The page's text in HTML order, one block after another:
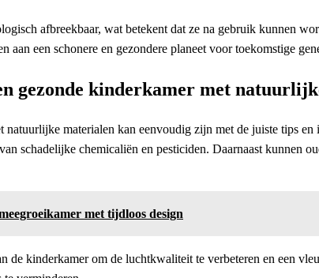
afbreekbaar, wat betekent dat ze na gebruik kunnen
aan een schonere en gezondere planeet voor toekomstige
gezonde kinderkamer met
natuurlijke materialen kan eenvoudig zijn met de juiste tips
schadelijke chemicaliën en pesticiden. Daarnaast kunnen
met tijdloos design
de kinderkamer om de luchtkwaliteit te verbeteren en een